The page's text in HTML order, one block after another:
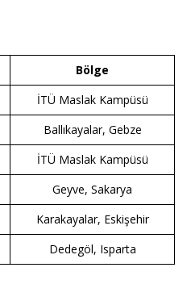
Bölge
İTÜ Maslak Kampüsü
Ballıkayalar, Gebze
İTÜ Maslak Kampüsü
Geyve, Sakarya
Karakayalar, Eskişehir
Dedegöl, Isparta